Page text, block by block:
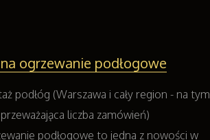
ogrzewanie podłogowe
podłóg (Warszawa i cały region - na tym
liczba zamówień)
podłogowe to jedna z nowości w